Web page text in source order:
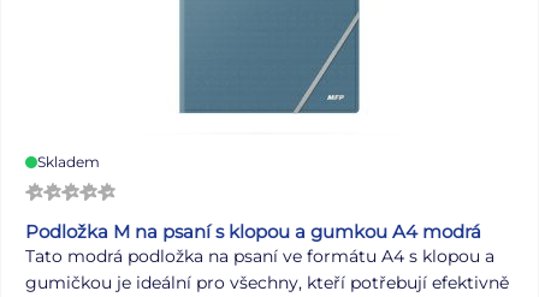
skladové zásoby. Uvedená cena je za 1 ks.
Skladem
Podložka M na psaní s klopou a gumkou A4 modrá
Tato modrá podložka na psaní ve formátu A4 s klopou a
gumičkou je ideální pro všechny, kteří potřebují efektivně